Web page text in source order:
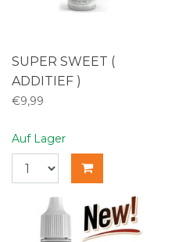
SUPER SWEET (
ADDITIEF )
€9,99
Auf Lager